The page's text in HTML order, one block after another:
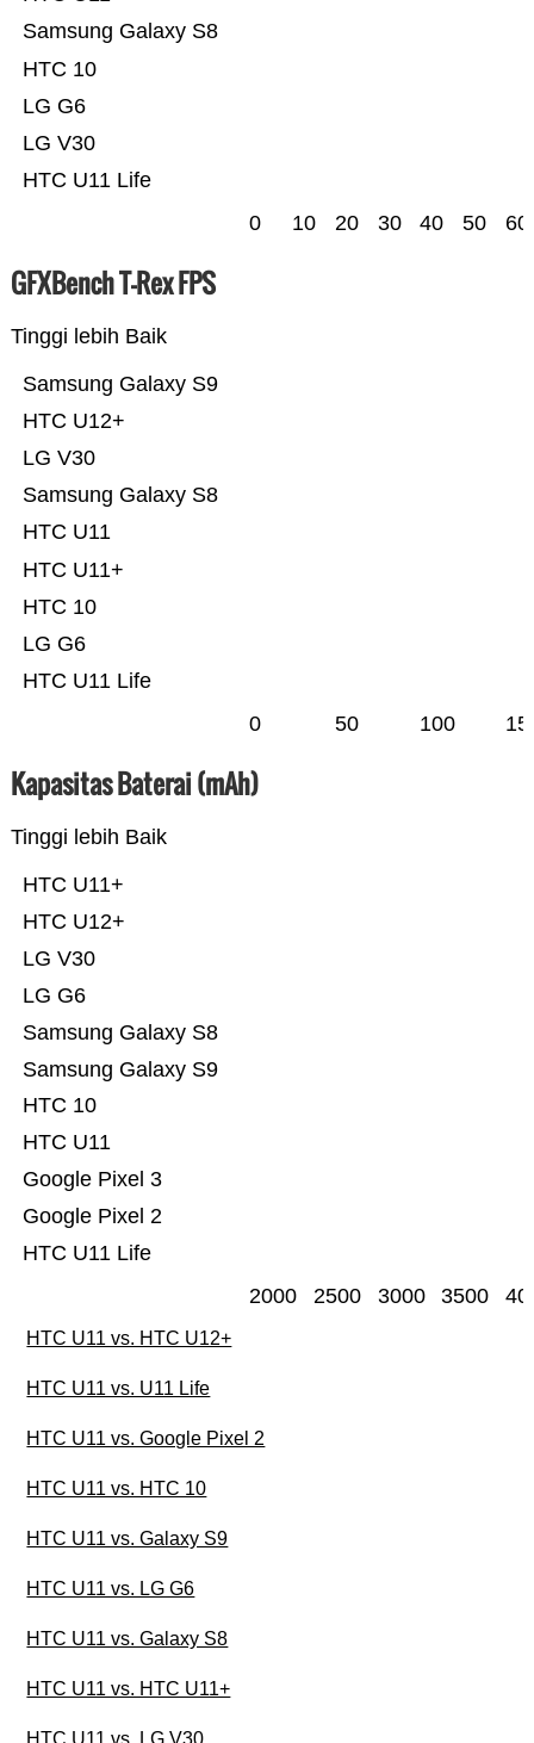
HTC U11 Life
LG V30
LG G6
HTC 10
Samsung Galaxy S8
0 10 20 30 40 50 60
GFXBench T-Rex FPS
Tinggi lebih Baik
HTC U11 Life
LG G6
HTC 10
HTC U11+
HTC U11
Samsung Galaxy S8
LG V30
HTC U12+
Samsung Galaxy S9
0 50 100
Kapasitas Baterai (mAh)
Tinggi lebih Baik
HTC U11 Life
Google Pixel 2
Google Pixel 3
HTC U11
HTC 10
Samsung Galaxy S9
Samsung Galaxy S8
LG G6
LG V30
HTC U12+
HTC U11+
2000 2500 3000 3500
HTC U11 vs. HTC U12+
HTC U11 vs. U11 Life
HTC U11 vs. Google Pixel 2
HTC U11 vs. HTC 10
HTC U11 vs. Galaxy S9
HTC U11 vs. LG G6
HTC U11 vs. Galaxy S8
HTC U11 vs. HTC U11+
HTC U11 vs. LG V30